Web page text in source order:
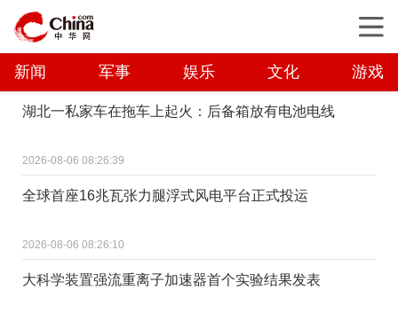
新闻 军事 娱乐 文化 游戏
湖北一私家车在拖车上起火：后备箱放有电池电线
2026-08-06 08:26:39
全球首座16兆瓦张力腿浮式风电平台正式投运
2026-08-06 08:26:10
大科学装置强流重离子加速器首个实验结果发表